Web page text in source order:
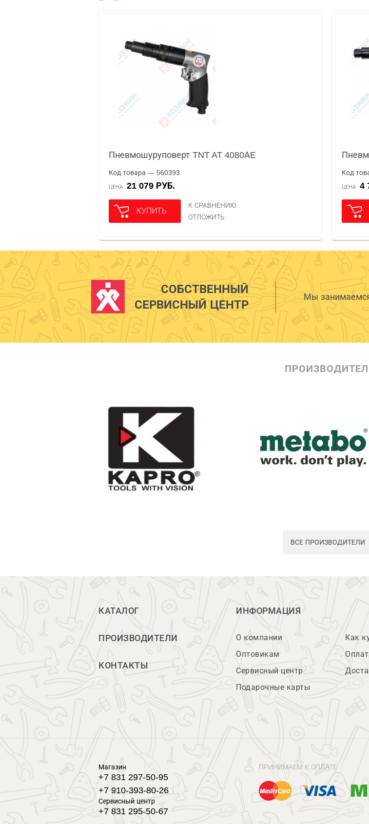
Пневмошуруповерт TNT AT 4080АE
Код товара — 560393
ЦЕНА 21 079 РУБ.
КУПИТЬ
К СРАВНЕНИЮ
ОТЛОЖИТЬ
Код
ЦЕНА
СОБСТВЕННЫЙ
СЕРВИСНЫЙ ЦЕНТР
Мы
ВСЕ ПРОИЗВОДИТЕЛИ
КАТАЛОГ
ПРОИЗВОДИТЕЛИ
КОНТАКТЫ
ИНФОРМАЦИЯ
О компании
Оптовикам
Сервисный центр
Подарочные карты
Как
Магазин
+7 831 297-50-95
+7 910-393-80-26
Сервисный центр
+7 831 295-50-67
ПРИНИМАЕМ К ОПЛАТЕ